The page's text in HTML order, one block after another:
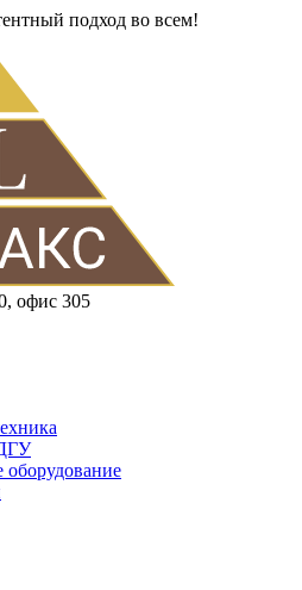
подход во всем!
офис 305